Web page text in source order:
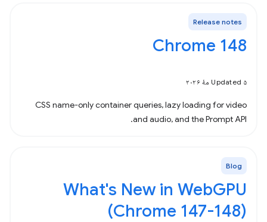
Release notes
Chrome 148
Updated ۵ مهٔ ۲۰۲۶
CSS name-only container queries, lazy loading for video
and audio, and the Prompt API.
Blog
What's New in WebGPU
(Chrome 147-148)